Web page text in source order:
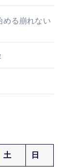
める崩れない
土 日